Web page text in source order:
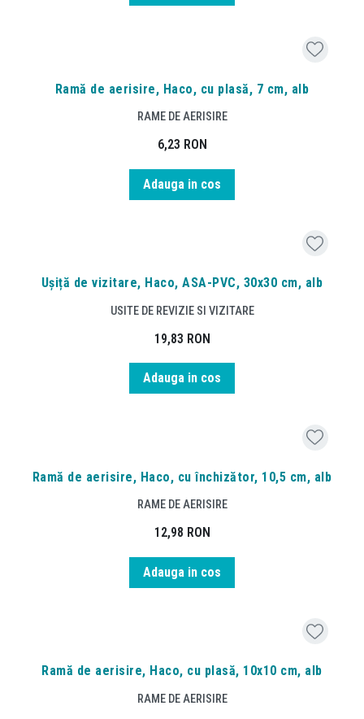
Ramă de aerisire, Haco, cu plasă, 7 cm, alb
RAME DE AERISIRE
6,23 RON
Adauga in cos
Ușiță de vizitare, Haco, ASA-PVC, 30x30 cm, alb
USITE DE REVIZIE SI VIZITARE
19,83 RON
Adauga in cos
Ramă de aerisire, Haco, cu închizător, 10,5 cm, alb
RAME DE AERISIRE
12,98 RON
Adauga in cos
Ramă de aerisire, Haco, cu plasă, 10x10 cm, alb
RAME DE AERISIRE